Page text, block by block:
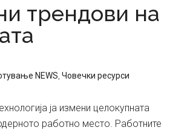
трендови на
NEWS ,Човечки ресурси
ја измени целокупната
работно место. Работните